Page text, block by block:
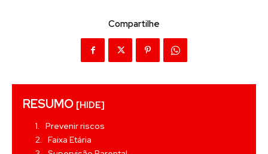
Compartilhe
RESUMO [HIDE]
Prevenir riscos
Faixa Etária